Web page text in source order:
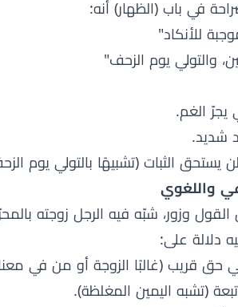
في باب (الظهار) أنه:
للأنكاد"
والتولي يوم الزحف"
الغم.
شديد.
الثبات (تشبيهًا بالتولي يوم
واللغوي
وزور، شبّه فيه الرجل زوجته
دلالة على:
حق قريب (غالبًا الزوجة أو من في
(تشبه اليمين المغلظة).